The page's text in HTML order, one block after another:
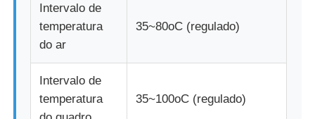
Intervalo de
temperatura
do ar
35~80oC (regulado)
Intervalo de
temperatura
35~100oC (regulado)